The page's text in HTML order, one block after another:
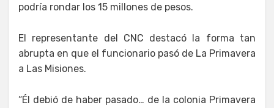
podría rondar los 15 millones de pesos.
El representante del CNC destacó la forma tan
abrupta en que el funcionario pasó de La Primavera
a Las Misiones.
“Él debió de haber pasado… de la colonia Primavera